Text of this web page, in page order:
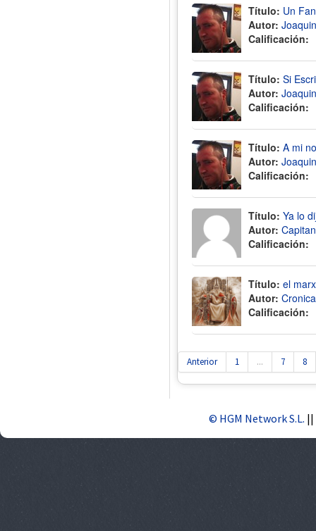
Título: Un
Autor:
Calificación:
Título: Si
Autor:
Calificación:
Título: A mi
Autor:
Calificación:
Título: Ya lo
Autor:
Calificación:
Título: el
Autor:
Calificación:
Anterior 1 ... 7 8
© HGM Network S.L. ||